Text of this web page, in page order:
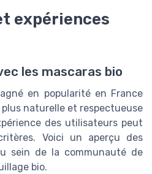
expériences
les mascaras bio
en popularité en France
naturelle et respectueuse
des utilisateurs peut
Voici un aperçu des
sein de la communauté de
bio.